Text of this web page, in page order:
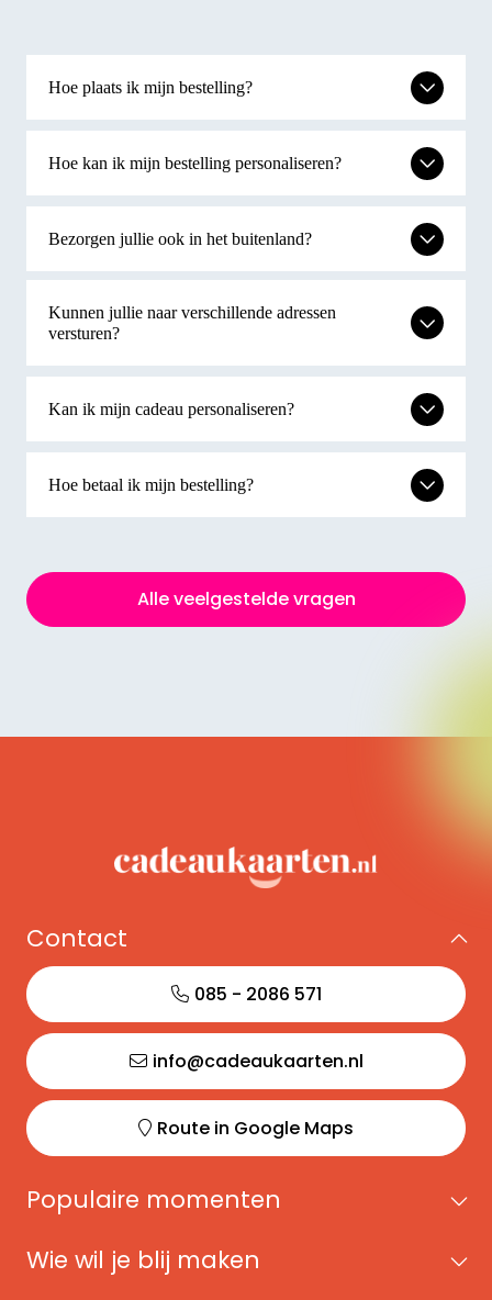
Hoe plaats ik mijn bestelling?
Hoe kan ik mijn bestelling personaliseren?
Bezorgen jullie ook in het buitenland?
Kunnen jullie naar verschillende adressen
versturen?
Kan ik mijn cadeau personaliseren?
Hoe betaal ik mijn bestelling?
Alle veelgestelde vragen
Contact
085 - 2086 571
info@cadeaukaarten.nl
Route in Google Maps
Populaire momenten
Wie wil je blij maken